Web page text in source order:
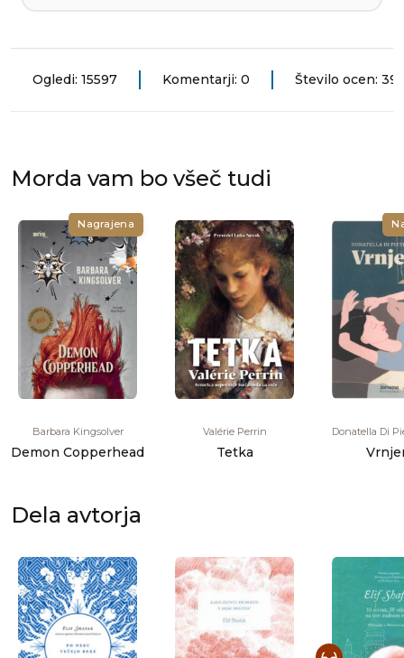
Ogledi: 15597 Komentarji: 0 Število ocen: 39
Morda vam bo všeč tudi
Nagrajena
Barbara Kingsolver
Demon Copperhead
Valérie Perrin
Tetka
Donatella Di
Dela avtorja